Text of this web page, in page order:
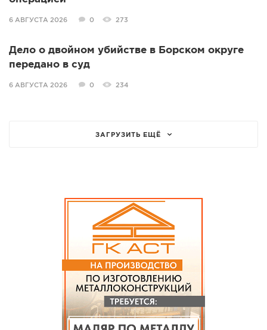
6 АВГУСТА 2026 0 273
Дело о двойном убийстве в Борском округе
передано в суд
6 АВГУСТА 2026 0 234
ЗАГРУЗИТЬ ЕЩЁ